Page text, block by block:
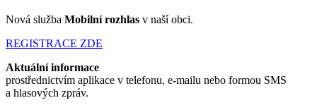
Nová služba Mobilní rozhlas v naší obci.
REGISTRACE ZDE
Aktuální informace
prostřednictvím aplikace v telefonu, e-mailu nebo formou SMS
a hlasových zpráv.